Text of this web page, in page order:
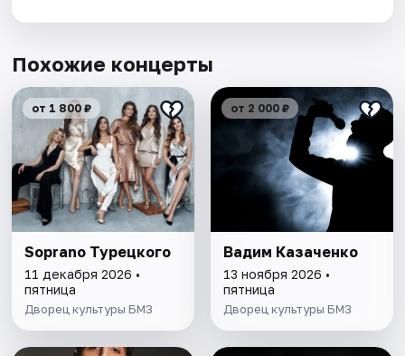
Похожие концерты
от 1 800 ₽
Soprano Турецкого
11 декабря 2026 •
пятница
Дворец культуры БМЗ
от 2 000 ₽
Вадим Казаченко
13 ноября 2026 •
пятница
Дворец культуры БМЗ